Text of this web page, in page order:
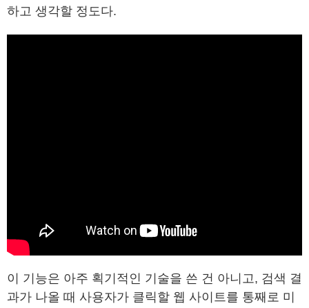
하고 생각할 정도다.
이 기능은 아주 획기적인 기술을 쓴 건 아니고, 검색 결
과가 나올 때 사용자가 클릭할 웹 사이트를 통째로 미